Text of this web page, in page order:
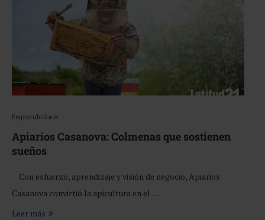
Emprendedores
Apiarios Casanova: Colmenas que sostienen
sueños
Con esfuerzo, aprendizaje y visión de negocio, Apiarios
Casanova convirtió la apicultura en el …
Leer más